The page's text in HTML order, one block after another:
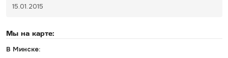
15.01.2015
Мы на карте:
В Минске: